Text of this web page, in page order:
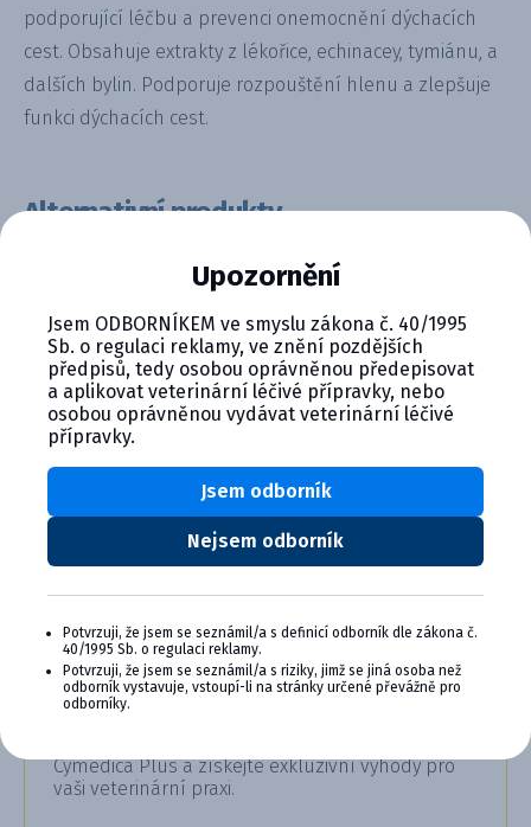
podporující léčbu a prevenci onemocnění dýchacích
cest. Obsahuje extrakty z lékořice, echinacey, tymiánu, a
dalších bylin. Podporuje rozpouštění hlenu a zlepšuje
funkci dýchacích cest.
Alternativní produkty
Fresh Horse perorální gel pro ...
Detail produktu
CYMEDICA PLUS: VĚRNOST, KTERÁ
SE VYPLÁCÍ
Cymedica Plus a získejte exkluzivní výhody pro
vaši veterinární praxi.
Upozornění
Jsem ODBORNÍKEM ve smyslu zákona č. 40/1995
Sb. o regulaci reklamy, ve znění pozdějších
předpisů, tedy osobou oprávněnou předepisovat
a aplikovat veterinární léčivé přípravky, nebo
osobou oprávněnou vydávat veterinární léčivé
přípravky.
Nejsem odborník
Jsem odborník
Potvrzuji, že jsem se seznámil/a s definicí odborník dle zákona č.
40/1995 Sb. o regulaci reklamy.
Potvrzuji, že jsem se seznámil/a s riziky, jimž se jiná osoba než
odborník vystavuje, vstoupí-li na stránky určené převážně pro
odborníky.